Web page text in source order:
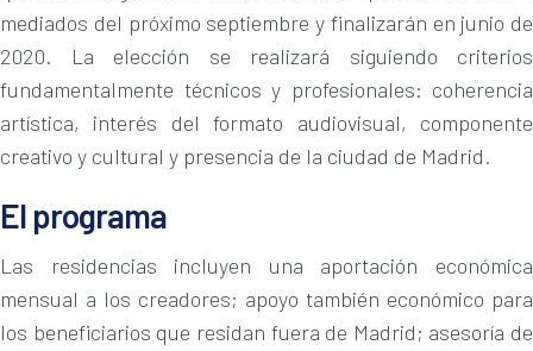
mediados del próximo septiembre y finalizarán en junio de
2020. La elección se realizará siguiendo criterios
fundamentalmente técnicos y profesionales: coherencia
artística, interés del formato audiovisual, componente
creativo y cultural y presencia de la ciudad de Madrid.
El programa
Las residencias incluyen una aportación económica
mensual a los creadores; apoyo también económico para
los beneficiarios que residan fuera de Madrid; asesoría de